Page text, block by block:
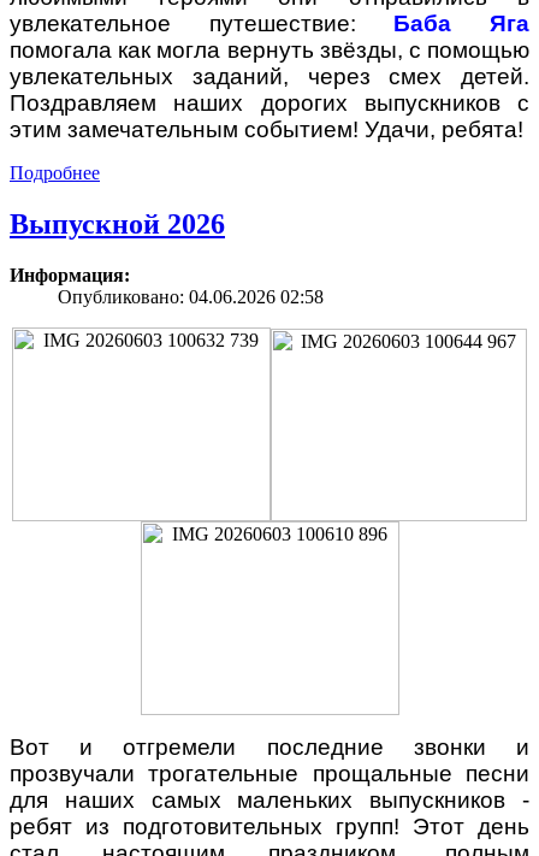
увлекательное путешествие: Баба Яга
помогала как могла вернуть звёзды, с помощью
увлекательных заданий, через смех детей.
Поздравляем наших дорогих выпускников с
этим замечательным событием! Удачи, ребята!
Подробнее
Выпускной 2026
Информация:
Опубликовано: 04.06.2026 02:58
Вот и отгремели последние звонки и
прозвучали трогательные прощальные песни
для наших самых маленьких выпускников -
ребят из подготовительных групп! Этот день